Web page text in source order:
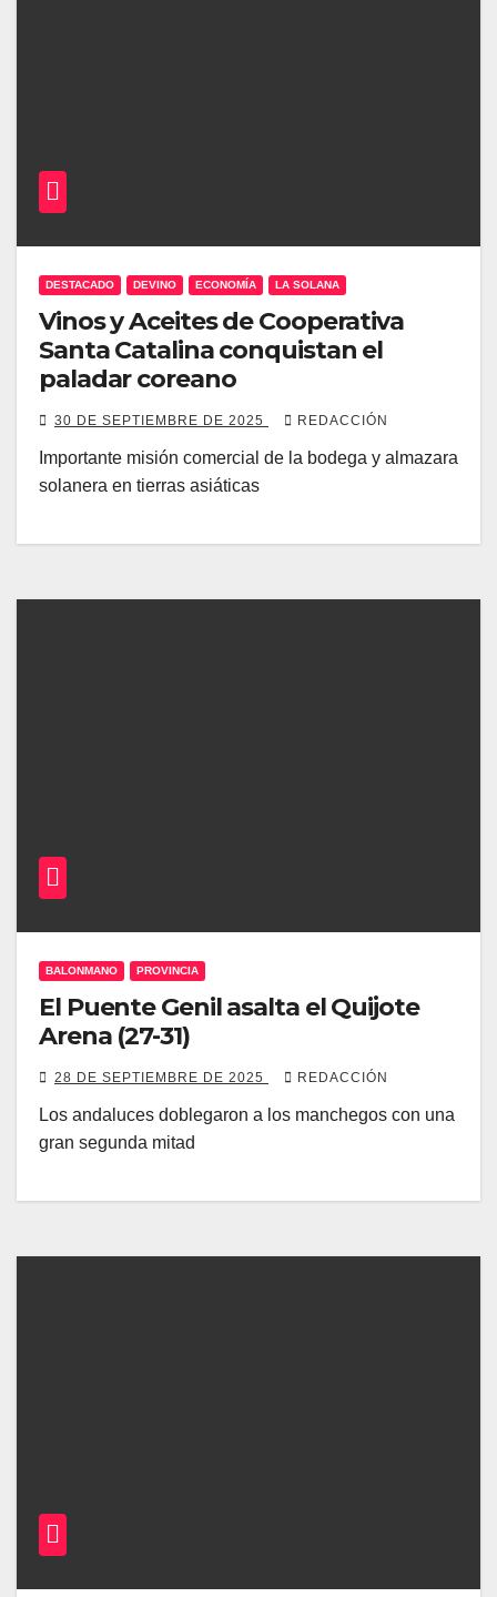
DESTACADO DEVINO ECONOMÍA LA SOLANA
Vinos y Aceites de Cooperativa
Santa Catalina conquistan el
paladar coreano
30 DE SEPTIEMBRE DE 2025 REDACCIÓN
Importante misión comercial de la bodega y almazara
solanera en tierras asiáticas
BALONMANO PROVINCIA
El Puente Genil asalta el Quijote
Arena (27-31)
28 DE SEPTIEMBRE DE 2025 REDACCIÓN
Los andaluces doblegaron a los manchegos con una
gran segunda mitad